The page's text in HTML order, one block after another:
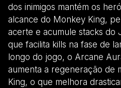
dos inimigos mantém os
alcance do Monkey King,
acerte e acumule stacks do
que facilita kills na fase de
longo do jogo, o Arcane
aumenta a regeneração de
King, o que melhora